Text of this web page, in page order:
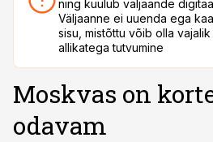
ning kuulub väljaande
Väljaanne ei uuenda ega
sisu, mistõttu võib olla
allikatega tutvumine
Moskvas on
odavam